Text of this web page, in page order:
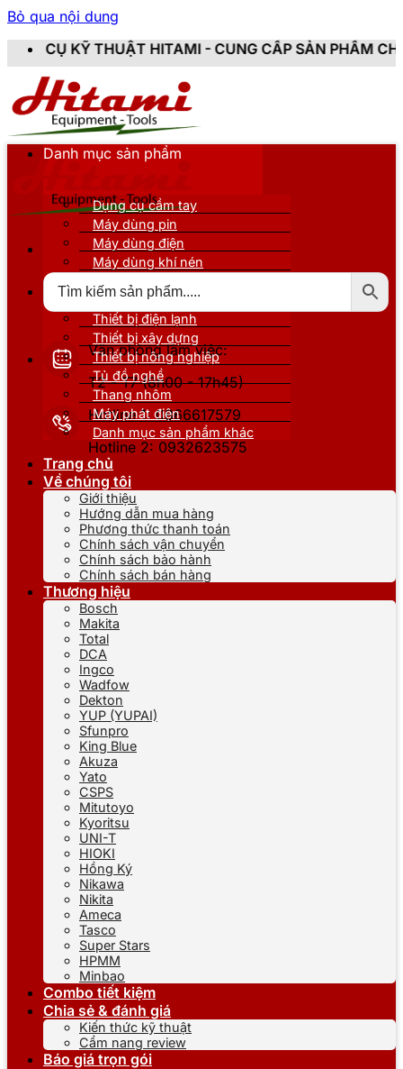
Bỏ qua nội dung
HITAMI - CUNG CẤP SẢN PHẨM CHÍNH HÃNG,
Văn phòng làm việc:
T2 - T7 (8h00 - 17h45)
Hotline 1: 0866617579
Hotline 2: 0932623575
Danh mục sản phẩm
Dụng cụ cầm tay
Máy dùng pin
Máy dùng điện
Máy dùng khí nén
Thiết bị nâng đỡ
Thiết bị điện lạnh
Thiết bị xây dựng
Thiết bị nông nghiệp
Tủ đồ nghề
Thang nhôm
Máy phát điện
Danh mục sản phẩm khác
Trang chủ
Về chúng tôi
Giới thiệu
Hướng dẫn mua hàng
Phương thức thanh toán
Chính sách vận chuyển
Chính sách bảo hành
Chính sách bán hàng
Thương hiệu
Bosch
Makita
Total
DCA
Ingco
Wadfow
Dekton
YUP (YUPAI)
Sfunpro
King Blue
Akuza
Yato
CSPS
Mitutoyo
Kyoritsu
UNI-T
HIOKI
Hồng Ký
Nikawa
Nikita
Ameca
Tasco
Super Stars
HPMM
Minbao
Combo tiết kiệm
Chia sẻ & đánh giá
Kiến thức kỹ thuật
Cẩm nang review
Báo giá trọn gói